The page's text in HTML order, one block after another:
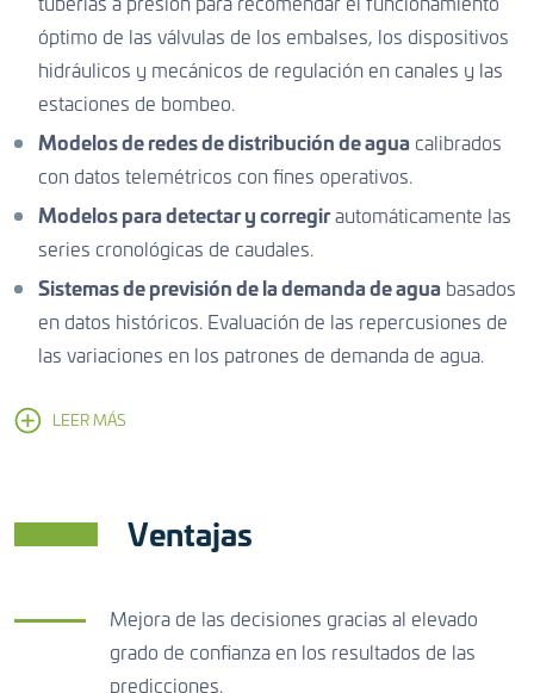
tuberías a presión para recomendar el funcionamiento
óptimo de las válvulas de los embalses, los dispositivos
hidráulicos y mecánicos de regulación en canales y las
estaciones de bombeo.
Modelos de redes de distribución de agua calibrados
con datos telemétricos con fines operativos.
Modelos para detectar y corregirautomáticamente las
series cronológicas de caudales.
Sistemas de previsión de la demanda de agua basados
en datos históricos. Evaluación de las repercusiones de
las variaciones en los patrones de demanda de agua.
LEER MÁS
Ventajas
Mejora de las decisiones gracias al elevado
grado de confianza en los resultados de las
predicciones.